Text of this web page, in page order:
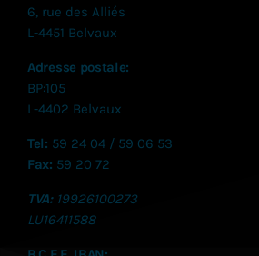
6, rue des Alliés
L-4451 Belvaux
Adresse postale:
BP:105
L-4402 Belvaux
Tel: 59 24 04 / 59 06 53
Fax: 59 20 72
TVA: 19926100273
LU16411588